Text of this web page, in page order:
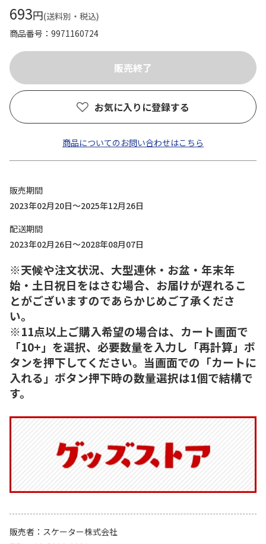
693円(送料別・税込)
商品番号
9971160724
お気に入りに登録する
商品についてのお問い合わせはこちら
販売期間
2023年02月20日～2025年12月26日
配送期間
2023年02月26日～2028年08月07日
※天候や注文状況、大型連休・お盆・年末年
始・土日祝日をはさむ場合、お届けが遅れるこ
とがございますのであらかじめご了承くださ
い。
※11点以上ご購入希望の場合は、カート画面で
「10+」を選択、必要数量を入力し「再計算」ボ
タンを押下してください。当画面での「カートに
入れる」ボタン押下時の数量選択は1個で結構で
す。
販売者
スケーター株式会社